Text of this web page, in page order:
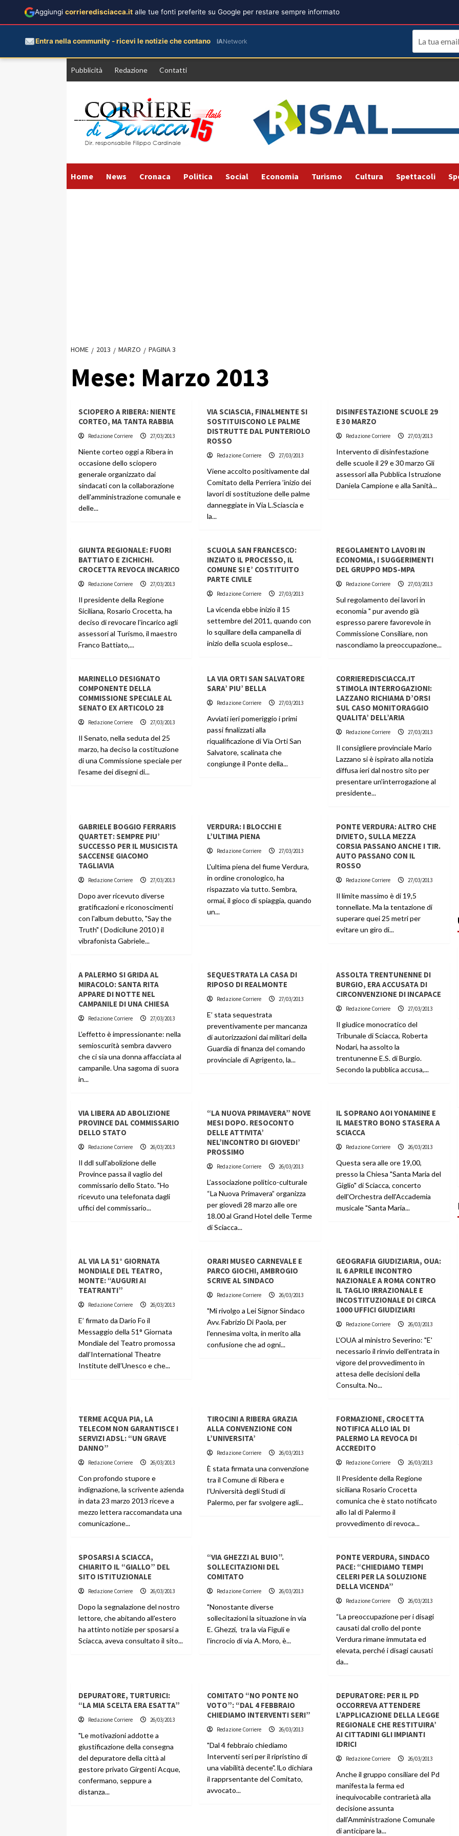
Pubblicità Redazione Contatti
Home News Cronaca Politica Social Economia Turismo Cultura Spettacoli
HOME 2013 MARZO PAGINA 3
Mese: Marzo 2013
SCIOPERO A RIBERA: NIENTE
CORTEO, MA TANTA RABBIA
Redazione Corriere 27/03/2013
Niente corteo oggi a Ribera in
occasione dello sciopero
generale organizzato dai
sindacati con la collaborazione
dell'amministrazione comunale e
delle...
VIA SCIASCIA, FINALMENTE SI
SOSTITUISCONO LE PALME
DISTRUTTE DAL PUNTERIOLO
ROSSO
Redazione Corriere 27/03/2013
Viene accolto positivamente dal
Comitato della Perriera ’inizio dei
lavori di sostituzione delle palme
danneggiate in Via L.Sciascia e
la...
DISINFESTAZIONE SCUOLE 29
E 30 MARZO
Redazione Corriere 27/03/2013
Intervento di disinfestazione
delle scuole il 29 e 30 marzo Gli
assessori alla Pubblica Istruzione
Daniela Campione e alla Sanità...
GIUNTA REGIONALE: FUORI
BATTIATO E ZICHICHI.
CROCETTA REVOCA INCARICO
Redazione Corriere 27/03/2013
Il presidente della Regione
Siciliana, Rosario Crocetta, ha
deciso di revocare l'incarico agli
assessori al Turismo, il maestro
Franco Battiato,...
SCUOLA SAN FRANCESCO:
INZIATO IL PROCESSO, IL
COMUNE SI E’ COSTITUITO
PARTE CIVILE
Redazione Corriere 27/03/2013
La vicenda ebbe inizio il 15
settembre del 2011, quando con
lo squillare della campanella di
inizio della scuola esplose...
REGOLAMENTO LAVORI IN
ECONOMIA, I SUGGERIMENTI
DEL GRUPPO MDS-MPA
Redazione Corriere 27/03/2013
Sul regolamento dei lavori in
economia " pur avendo già
espresso parere favorevole in
Commissione Consiliare, non
nascondiamo la preoccupazione...
MARINELLO DESIGNATO
COMPONENTE DELLA
COMMISSIONE SPECIALE AL
SENATO EX ARTICOLO 28
Redazione Corriere 27/03/2013
Il Senato, nella seduta del 25
marzo, ha deciso la costituzione
di una Commissione speciale per
l'esame dei disegni di...
LA VIA ORTI SAN SALVATORE
SARA’ PIU’ BELLA
Redazione Corriere 27/03/2013
Avviati ieri pomeriggio i primi
passi finalizzati alla
riqualificazione di Via Orti San
Salvatore, scalinata che
congiunge il Ponte della...
CORRIEREDISCIACCA.IT
STIMOLA INTERROGAZIONI:
LAZZANO RICHIAMA D’ORSI
SUL CASO MONITORAGGIO
QUALITA’ DELL’ARIA
Redazione Corriere 27/03/2013
Il consigliere provinciale Mario
Lazzano si è ispirato alla notizia
diffusa ieri dal nostro sito per
presentare un’interrogazione al
presidente...
GABRIELE BOGGIO FERRARIS
QUARTET: SEMPRE PIU’
SUCCESSO PER IL MUSICISTA
SACCENSE GIACOMO
TAGLIAVIA
Redazione Corriere 27/03/2013
Dopo aver ricevuto diverse
gratificazioni e riconoscimenti
con l'album debutto, "Say the
Truth" ( Dodicilune 2010 ) il
vibrafonista Gabriele...
VERDURA: I BLOCCHI E
L’ULTIMA PIENA
Redazione Corriere 27/03/2013
L'ultima piena del fiume Verdura,
in ordine cronologico, ha
rispazzato via tutto. Sembra,
ormai, il gioco di spiaggia, quando
un...
PONTE VERDURA: ALTRO CHE
DIVIETO, SULLA MEZZA
CORSIA PASSANO ANCHE I TIR.
AUTO PASSANO CON IL
ROSSO
Redazione Corriere 27/03/2013
Il limite massimo è di 19,5
tonnellate. Ma la tentazione di
superare quei 25 metri per
evitare un giro di...
A PALERMO SI GRIDA AL
MIRACOLO: SANTA RITA
APPARE DI NOTTE NEL
CAMPANILE DI UNA CHIESA
Redazione Corriere 27/03/2013
L’effetto è impressionante: nella
semioscurità sembra davvero
che ci sia una donna affacciata al
campanile. Una sagoma di suora
in...
SEQUESTRATA LA CASA DI
RIPOSO DI REALMONTE
Redazione Corriere 27/03/2013
E’ stata sequestrata
preventivamente per mancanza
di autorizzazioni dai militari della
Guardia di finanza del comando
provinciale di Agrigento, la...
ASSOLTA TRENTUNENNE DI
BURGIO, ERA ACCUSATA DI
CIRCONVENZIONE DI INCAPACE
Redazione Corriere 27/03/2013
Il giudice monocratico del
Tribunale di Sciacca, Roberta
Nodari, ha assolto la
trentunenne E.S. di Burgio.
Secondo la pubblica accusa,...
VIA LIBERA AD ABOLIZIONE
PROVINCE DAL COMMISSARIO
DELLO STATO
Redazione Corriere 26/03/2013
Il ddl sull'abolizione delle
Province passa il vaglio del
commissario dello Stato. "Ho
ricevuto una telefonata dagli
uffici del commissario...
“LA NUOVA PRIMAVERA” NOVE
MESI DOPO. RESOCONTO
DELLE ATTIVITA’
NEL’INCONTRO DI GIOVEDI’
PROSSIMO
Redazione Corriere 26/03/2013
L’associazione politico-culturale
“La Nuova Primavera” organizza
per giovedì 28 marzo alle ore
18.00 al Grand Hotel delle Terme
di Sciacca...
IL SOPRANO AOI YONAMINE E
IL MAESTRO BONO STASERA A
SCIACCA
Redazione Corriere 26/03/2013
Questa sera alle ore 19,00,
presso la Chiesa "Santa Maria del
Giglio" di Sciacca, concerto
dell'Orchestra dell'Accademia
musicale "Santa Maria...
AL VIA LA 51° GIORNATA
MONDIALE DEL TEATRO,
MONTE: “AUGURI AI
TEATRANTI”
Redazione Corriere 26/03/2013
E’ firmato da Dario Fo il
Messaggio della 51° Giornata
Mondiale del Teatro promossa
dall’International Theatre
Institute dell’Unesco e che...
ORARI MUSEO CARNEVALE E
PARCO GIOCHI, AMBROGIO
SCRIVE AL SINDACO
Redazione Corriere 26/03/2013
"Mi rivolgo a Lei Signor Sindaco
Avv. Fabrizio Di Paola, per
l'ennesima volta, in merito alla
confusione che ad ogni...
GEOGRAFIA GIUDIZIARIA, OUA:
IL 6 APRILE INCONTRO
NAZIONALE A ROMA CONTRO
IL TAGLIO IRRAZIONALE E
INCOSTITUZIONALE DI CIRCA
1000 UFFICI GIUDIZIARI
Redazione Corriere 26/03/2013
L'OUA al ministro Severino: "E'
necessario il rinvio dell’entrata in
vigore del provvedimento in
attesa delle decisioni della
Consulta. No...
TERME ACQUA PIA, LA
TELECOM NON GARANTISCE I
SERVIZI ADSL: “UN GRAVE
DANNO”
Redazione Corriere 26/03/2013
Con profondo stupore e
indignazione, la scrivente azienda
in data 23 marzo 2013 riceve a
mezzo lettera raccomandata una
comunicazione...
TIROCINI A RIBERA GRAZIA
ALLA CONVENZIONE CON
L’UNIVERSITA’
Redazione Corriere 26/03/2013
È stata firmata una convenzione
tra il Comune di Ribera e
l’Università degli Studi di
Palermo, per far svolgere agli...
FORMAZIONE, CROCETTA
NOTIFICA ALLO IAL DI
PALERMO LA REVOCA DI
ACCREDITO
Redazione Corriere 26/03/2013
Il Presidente della Regione
siciliana Rosario Crocetta
comunica che è stato notificato
allo Ial di Palermo il
provvedimento di revoca...
SPOSARSI A SCIACCA,
CHIARITO IL “GIALLO” DEL
SITO ISTITUZIONALE
Redazione Corriere 26/03/2013
Dopo la segnalazione del nostro
lettore, che abitando all'estero
ha attinto notizie per sposarsi a
Sciacca, aveva consultato il sito...
“VIA GHEZZI AL BUIO”.
SOLLECITAZIONI DEL
COMITATO
Redazione Corriere 26/03/2013
"Nonostante diverse
sollecitazioni la situazione in via
E. Ghezzi, tra la via Figuli e
l'incrocio di via A. Moro, è...
PONTE VERDURA, SINDACO
PACE: “CHIEDIAMO TEMPI
CELERI PER LA SOLUZIONE
DELLA VICENDA”
Redazione Corriere 26/03/2013
“La preoccupazione per i disagi
causati dal crollo del ponte
Verdura rimane immutata ed
elevata, perché i disagi causati
da...
DEPURATORE, TURTURICI:
“LA MIA SCELTA ERA ESATTA”
Redazione Corriere 26/03/2013
"Le motivazioni addotte a
giustificazione della consegna
del depuratore della città al
gestore privato Girgenti Acque,
confermano, seppure a
distanza...
COMITATO “NO PONTE NO
VOTO”: “DAL 4 FEBBRAIO
CHIEDIAMO INTERVENTI SERI”
Redazione Corriere 26/03/2013
"Dal 4 febbraio chiediamo
Interventi seri per il ripristino di
una viabilità decente". lLo dichiara
il rapprsentante del Comitato,
avvocato...
DEPURATORE: PER IL PD
OCCORREVA ATTENDERE
L’APPLICAZIONE DELLA LEGGE
REGIONALE CHE RESTITUIRA’
AI CITTADINI GLI IMPIANTI
IDRICI
Redazione Corriere 26/03/2013
Anche il gruppo consiliare del Pd
manifesta la ferma ed
inequivocabile contrarietà alla
decisione assunta
dall’Amministrazione Comunale
di anticipare la...
Aggiungi corrieredisciacca.it alle tue fonti preferite su Google per restare sempre informato
Entra nella community - ricevi le notizie che contano IANetwork